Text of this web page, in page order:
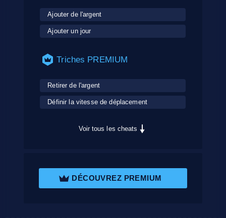
Ajouter de l'argent
Ajouter un jour
Triches PREMIUM
Retirer de l'argent
Définir la vitesse de déplacement
Voir tous les cheats
DÉCOUVREZ PREMIUM